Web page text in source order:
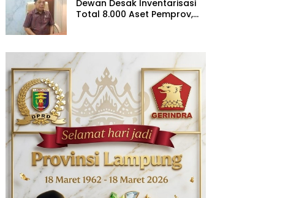
Dewan Desak Inventarisasi
Total 8.000 Aset Pemprov,